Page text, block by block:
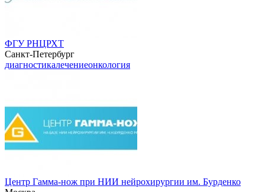
ФГУ РНЦРХТ
Санкт-Петербург
диагностикалечениеонкология
Центр Гамма-нож при НИИ нейрохирургии им. Бурденко